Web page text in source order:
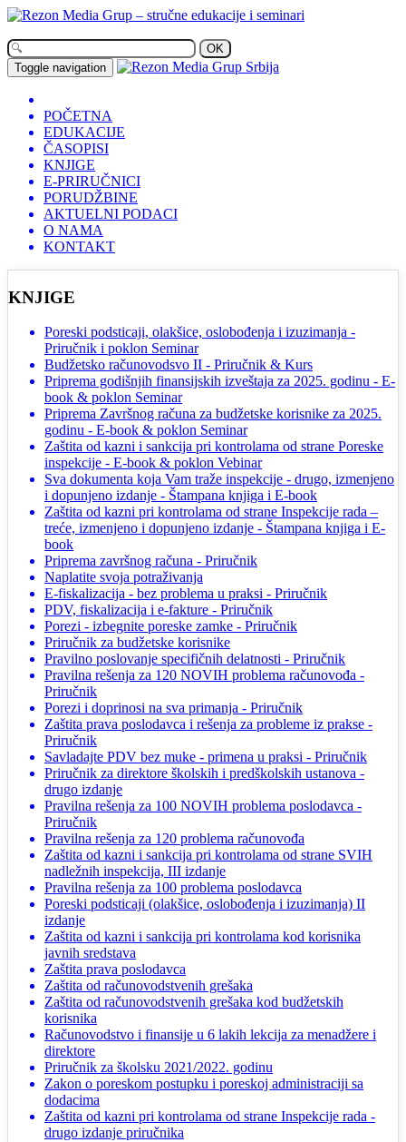
OK
Toggle navigation
POČETNA
EDUKACIJE
ČASOPISI
KNJIGE
E-PRIRUČNICI
PORUDŽBINE
AKTUELNI PODACI
O NAMA
KONTAKT
KNJIGE
Poreski podsticaji, olakšice, oslobođenja i izuzimanja -
Priručnik i poklon Seminar
Budžetsko računovodsvo II - Priručnik & Kurs
Priprema godišnjih finansijskih izveštaja za 2025. godinu - E-
book & poklon Seminar
Priprema Završnog računa za budžetske korisnike za 2025.
godinu - E-book & poklon Seminar
Zaštita od kazni i sankcija pri kontrolama od strane Poreske
inspekcije - E-book & poklon Vebinar
Sva dokumenta koja Vam traže inspekcije - drugo, izmenjeno
i dopunjeno izdanje - Štampana knjiga i E-book
Zaštita od kazni pri kontrolama od strane Inspekcije rada –
treće, izmenjeno i dopunjeno izdanje - Štampana knjiga i E-
book
Priprema završnog računa - Priručnik
Naplatite svoja potraživanja
E-fiskalizacija - bez problema u praksi - Priručnik
PDV, fiskalizacija i e-fakture - Priručnik
Porezi - izbegnite poreske zamke - Priručnik
Priručnik za budžetske korisnike
Pravilno poslovanje specifičnih delatnosti - Priručnik
Pravilna rešenja za 120 NOVIH problema računovođa -
Priručnik
Porezi i doprinosi na sva primanja - Priručnik
Zaštita prava poslodavca i rešenja za probleme iz prakse -
Priručnik
Savladajte PDV bez muke - primena u praksi - Priručnik
Priručnik za direktore školskih i predškolskih ustanova -
drugo izdanje
Pravilna rešenja za 100 NOVIH problema poslodavca -
Priručnik
Pravilna rešenja za 120 problema računovođa
Zaštita od kazni i sankcija pri kontrolama od strane SVIH
nadležnih inspekcija, III izdanje
Pravilna rešenja za 100 problema poslodavca
Poreski podsticaji (olakšice, oslobođenja i izuzimanja) II
izdanje
Zaštita od kazni i sankcija pri kontrolama kod korisnika
javnih sredstava
Zaštita prava poslodavca
Zaštita od računovodstvenih grešaka
Zaštita od računovodstvenih grešaka kod budžetskih
korisnika
Računovodstvo i finansije u 6 lakih lekcija za menadžere i
direktore
Priručnik za školsku 2021/2022. godinu
Zakon o poreskom postupku i poreskoj administraciji sa
dodacima
Zaštita od kazni pri kontrolama od strane Inspekcije rada -
drugo izdanje priručnika